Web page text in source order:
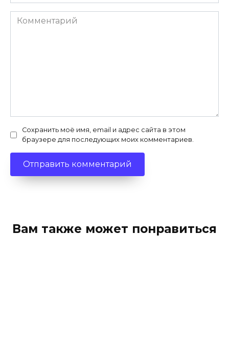
Комментарий
Сохранить моё имя, email и адрес сайта в этом
браузере для последующих моих комментариев.
Вам также может понравиться